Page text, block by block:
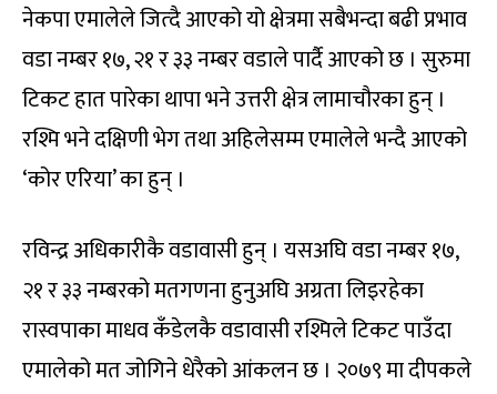
नेकपा एमालेले जित्दै आएको यो क्षेत्रमा सबैभन्दा बढी प्रभाव
वडा नम्बर १७, २१ र ३३ नम्बर वडाले पार्दै आएको छ । सुरुमा
टिकट हात पारेका थापा भने उत्तरी क्षेत्र लामाचौरका हुन् ।
रश्मि भने दक्षिणी भेग तथा अहिलेसम्म एमालेले भन्दै आएको
‘कोर एरिया’ का हुन् ।
रविन्द्र अधिकारीकै वडावासी हुन् । यसअघि वडा नम्बर १७,
२१ र ३३ नम्बरको मतगणना हुनुअघि अग्रता लिइरहेका
रास्वपाका माधव कँडेलकै वडावासी रश्मिले टिकट पाउँदा
एमालेको मत जोगिने धेरैको आंकलन छ । २०७९ मा दीपकले